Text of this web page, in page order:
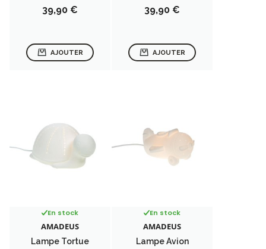
Prix
39,90 €
AJOUTER
Prix
39,90 €
AJOUTER
En stock
AMADEUS
Lampe Tortue
En stock
AMADEUS
Lampe Avion